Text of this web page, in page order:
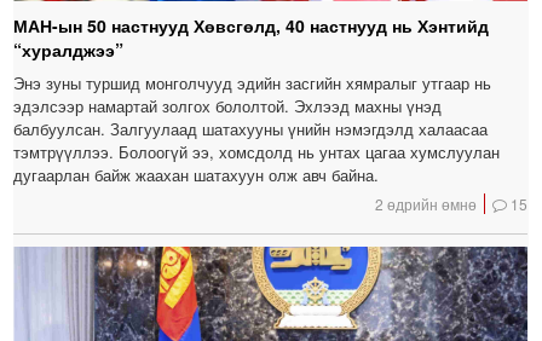
МАН-ын 50 настнууд Хөвсгөлд, 40 настнууд нь Хэнтийд
“хуралджээ”
Энэ зуны туршид монголчууд эдийн засгийн хямралыг утгаар нь
эдэлсээр намартай золгох бололтой. Эхлээд махны үнэд
балбуулсан. Залгуулаад шатахууны үнийн нэмэгдэлд халаасаа
тэмтрүүллээ. Болоогүй ээ, хомсдолд нь унтах цагаа хумслуулан
дугаарлан байж жаахан шатахуун олж авч байна.
2 өдрийн өмнө 15